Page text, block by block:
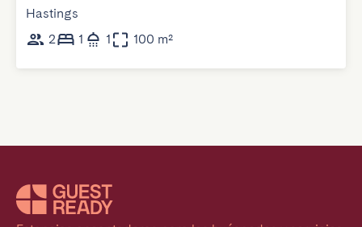
Hastings
2
1 1 100 m²